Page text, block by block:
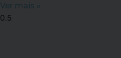
Ver mais »